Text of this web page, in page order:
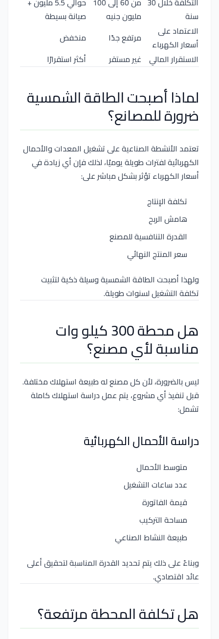
سنة
مليون جنيه
صيانة بسيطة
الاعتماد على
أسعار الكهرباء
مرتفع جدًا
منخفض
الاستقرار المالي غير مستقر أكثر استقرارًا
لماذا أصبحت الطاقة الشمسية
ضرورة للمصانع؟
تعتمد الأنشطة الصناعية على تشغيل المعدات والأحمال
الكهربائية لفترات طويلة يوميًا، لذلك فإن أي زيادة في
أسعار الكهرباء تؤثر بشكل مباشر على:
تكلفة الإنتاج
هامش الربح
القدرة التنافسية للمصنع
سعر المنتج النهائي
ولهذا أصبحت الطاقة الشمسية وسيلة ذكية لتثبيت
تكلفة التشغيل لسنوات طويلة.
هل محطة 300 كيلو وات
مناسبة لأي مصنع؟
ليس بالضرورة، لأن كل مصنع له طبيعة استهلاك مختلفة.
قبل تنفيذ أي مشروع، يتم عمل دراسة استهلاك كاملة
تشمل:
دراسة الأحمال الكهربائية
متوسط الأحمال
عدد ساعات التشغيل
قيمة الفاتورة
مساحة التركيب
طبيعة النشاط الصناعي
وبناءً على ذلك يتم تحديد القدرة المناسبة لتحقيق أعلى
عائد اقتصادي.
هل تكلفة المحطة مرتفعة؟